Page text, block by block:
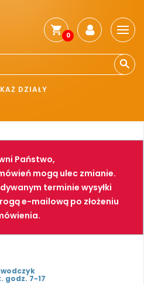
0
DZIAŁY
SPAWALNICTWO
PNEUMATYKA
Państwo,
mogą ulec zmianie.
terminie wysyłki
e-mailową po złożeniu
godz. 7-17